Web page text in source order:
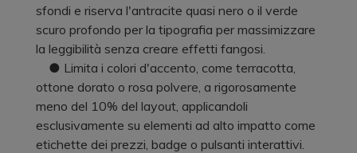
sfondi e riserva l'antracite quasi nero o il verde
scuro profondo per la tipografia per massimizzare
la leggibilità senza creare effetti fangosi.
● Limita i colori d'accento, come terracotta,
ottone dorato o rosa polvere, a rigorosamente
meno del 10% del layout, applicandoli
esclusivamente su elementi ad alto impatto come
etichette dei prezzi, badge o pulsanti interattivi.